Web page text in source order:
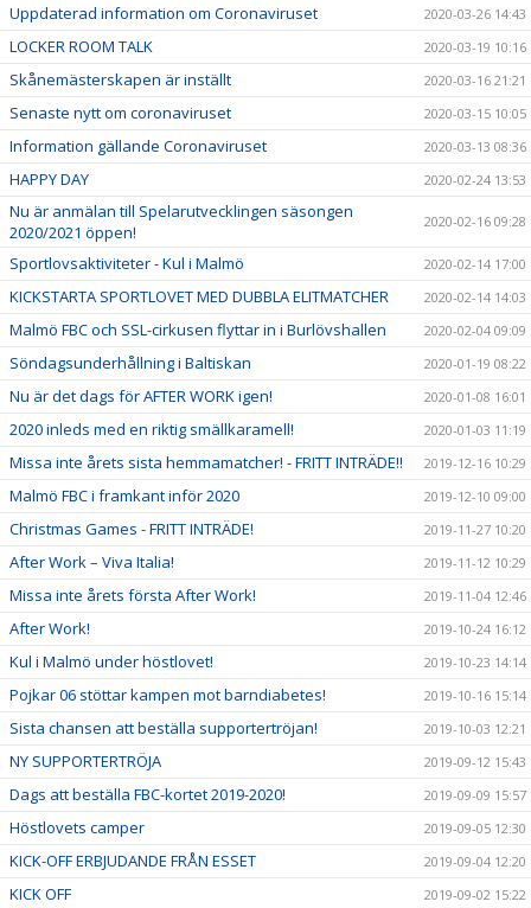
Uppdaterad information om Coronaviruset 2020-03-26 14:43
LOCKER ROOM TALK 2020-03-19 10:16
Skånemästerskapen är inställt 2020-03-16 21:21
Senaste nytt om coronaviruset 2020-03-15 10:05
Information gällande Coronaviruset 2020-03-13 08:36
HAPPY DAY 2020-02-24 13:53
Nu är anmälan till Spelarutvecklingen säsongen
2020/2021 öppen!
2020-02-16 09:28
Sportlovsaktiviteter - Kul i Malmö 2020-02-14 17:00
KICKSTARTA SPORTLOVET MED DUBBLA ELITMATCHER 2020-02-14 14:03
Malmö FBC och SSL-cirkusen flyttar in i Burlövshallen 2020-02-04 09:09
Söndagsunderhållning i Baltiskan 2020-01-19 08:22
Nu är det dags för AFTER WORK igen! 2020-01-08 16:01
2020 inleds med en riktig smällkaramell! 2020-01-03 11:19
Missa inte årets sista hemmamatcher! - FRITT INTRÄDE!! 2019-12-16 10:29
Malmö FBC i framkant inför 2020 2019-12-10 09:00
Christmas Games - FRITT INTRÄDE! 2019-11-27 10:20
After Work – Viva Italia! 2019-11-12 10:29
Missa inte årets första After Work! 2019-11-04 12:46
After Work! 2019-10-24 16:12
Kul i Malmö under höstlovet! 2019-10-23 14:14
Pojkar 06 stöttar kampen mot barndiabetes! 2019-10-16 15:14
Sista chansen att beställa supportertröjan! 2019-10-03 12:21
NY SUPPORTERTRÖJA 2019-09-12 15:43
Dags att beställa FBC-kortet 2019-2020! 2019-09-09 15:57
Höstlovets camper 2019-09-05 12:30
KICK-OFF ERBJUDANDE FRÅN ESSET 2019-09-04 12:20
KICK OFF 2019-09-02 15:22